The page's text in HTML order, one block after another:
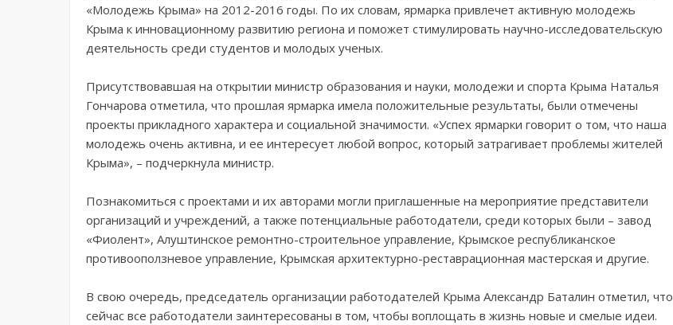
«Молодежь Крыма» на 2012-2016 годы. По их словам, ярмарка привлечет активную молодежь
Крыма к инновационному развитию региона и поможет стимулировать научно-исследовательскую
деятельность среди студентов и молодых ученых.
Присутствовавшая на открытии министр образования и науки, молодежи и спорта Крыма Наталья
Гончарова отметила, что прошлая ярмарка имела положительные результаты, были отмечены
проекты прикладного характера и социальной значимости. «Успех ярмарки говорит о том, что наша
молодежь очень активна, и ее интересует любой вопрос, который затрагивает проблемы жителей
Крыма», – подчеркнула министр.
Познакомиться с проектами и их авторами могли приглашенные на мероприятие представители
организаций и учреждений, а также потенциальные работодатели, среди которых были – завод
«Фиолент», Алуштинское ремонтно-строительное управление, Крымское республиканское
противооползневое управление, Крымская архитектурно-реставрационная мастерская и другие.
В свою очередь, председатель организации работодателей Крыма Александр Баталин отметил, что
сейчас все работодатели заинтересованы в том, чтобы воплощать в жизнь новые и смелые идеи.